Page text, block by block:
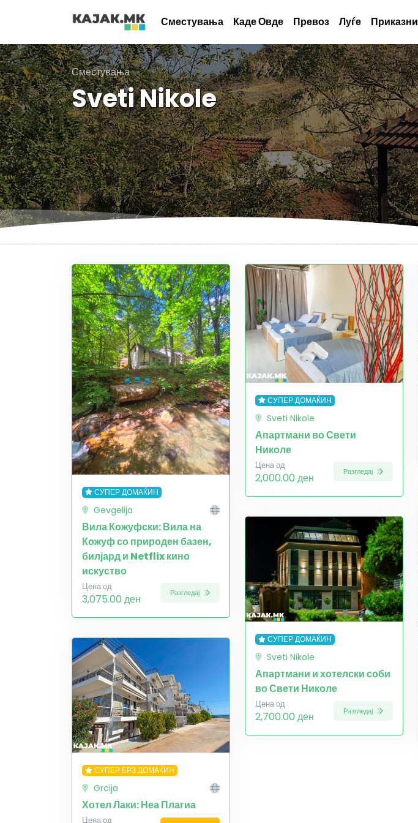
Сместувања Каде Овде Превоз Луѓе Приказни
Сместувања
Sveti Nikole
СУПЕР ДОМАЌИН
Gevgelija
Вила Кожуфски: Вила на
Кожуф со природен базен,
билјард и Netflix кино
искуство
Цена од
3,075.00 ден Разгледај
СУПЕР БРЗ ДОМАЌИН
Grcija
Хотел Лаки: Неа Плагиа
Цена од
СУПЕР ДОМАЌИН
Sveti Nikole
Апартмани во Свети
Николе
Цена од
2,000.00 ден Разгледај
СУПЕР ДОМАЌИН
Sveti Nikole
Апартмани и хотелски соби
во Свети Николе
Цена од
2,700.00 ден Разгледај